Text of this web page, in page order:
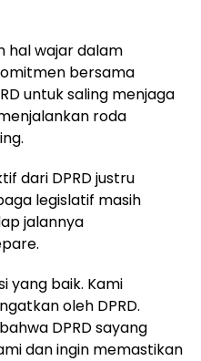
hal wajar dalam
bersama
untuk saling menjaga
roda
dari DPRD justru
legislatif masih
jalannya
yang baik. Kami
oleh DPRD.
DPRD sayang
dan ingin memastikan